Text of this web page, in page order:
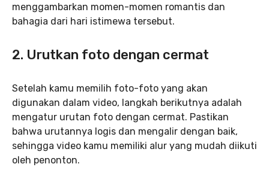
menggambarkan momen-momen romantis dan
bahagia dari hari istimewa tersebut.
2. Urutkan foto dengan cermat
Setelah kamu memilih foto-foto yang akan
digunakan dalam video, langkah berikutnya adalah
mengatur urutan foto dengan cermat. Pastikan
bahwa urutannya logis dan mengalir dengan baik,
sehingga video kamu memiliki alur yang mudah diikuti
oleh penonton.